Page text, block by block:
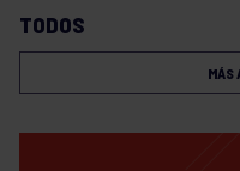
TODOS
MÁS